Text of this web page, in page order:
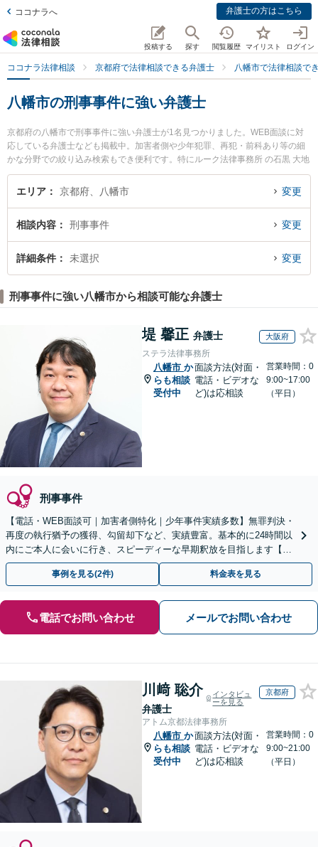
ココナラへ 弁護士の方はこちら
投稿する 探す 閲覧履歴 マイリスト ログイン
ココナラ法律相談 京都府で法律相談できる弁護士 八幡市で法律相談で
八幡市の刑事事件に強い弁護士
京都府の八幡市で刑事事件に強い弁護士が1名見つかりました。WEB面談に対
応している弁護士なども掲載中。加害者側や少年犯罪、再犯・前科あり等の細
かな分野での絞り込み検索もでき便利です。特にルーク法律事務所 の石黒 大地
弁護士のプロフィール情報や弁護士費用、強みなどが注目されています。『八
幡市で土日や夜間に発生した刑事事件のトラブルを今すぐに弁護士に相談した
などでお困りの相談者さんにおすすめです。
エリア 京都府、八幡市 変更
相談内容 刑事事件 変更
詳細条件 未選択 変更
刑事事件に強い八幡市から相談可能な弁護士
堤 馨正 弁護士 大阪府
ステラ法律事務所
八幡市 か
らも相談
受付中
面談方法(対面・
電話・ビデオな
ど)は応相談
営業時間：0
9:00~17:00
（平日）
刑事事件
【電話・WEB面談可｜加害者側特化｜少年事件実績多数】無罪判決・
再度の執行猶予の獲得、勾留却下など、実績豊富。基本的に24時間以
内にご本人に会いに行き、スピーディーな早期釈放を目指します【事
前予約にて当日・休日・夜間面談可｜関西エリア対応】
事例を見る(2件) 料金表を見る
電話でお問い合わせ メールでお問い合わせ
川﨑 聡介
弁護士
インタビュ
ーを見る
京都府
アトム京都法律事務所
八幡市 か
らも相談
受付中
面談方法(対面・
電話・ビデオな
ど)は応相談
営業時間：0
9:00~21:00
（平日）